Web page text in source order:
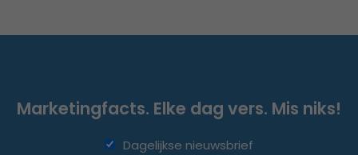
Marketingfacts. Elke dag vers. Mis niks!
Dagelijkse nieuwsbrief